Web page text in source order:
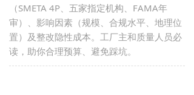
（SMETA 4P、五家指定机构、FAMA年
审）、影响因素（规模、合规水平、地理位
置）及整改隐性成本。工厂主和质量人员必
读，助你合理预算、避免踩坑。